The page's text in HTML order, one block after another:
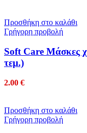
Προσθήκη στο καλάθι
Γρήγορη προβολή
Soft Care Μάσκες
τεμ.)
2.00 €
Προσθήκη στο καλάθι
Γρήγορη προβολή